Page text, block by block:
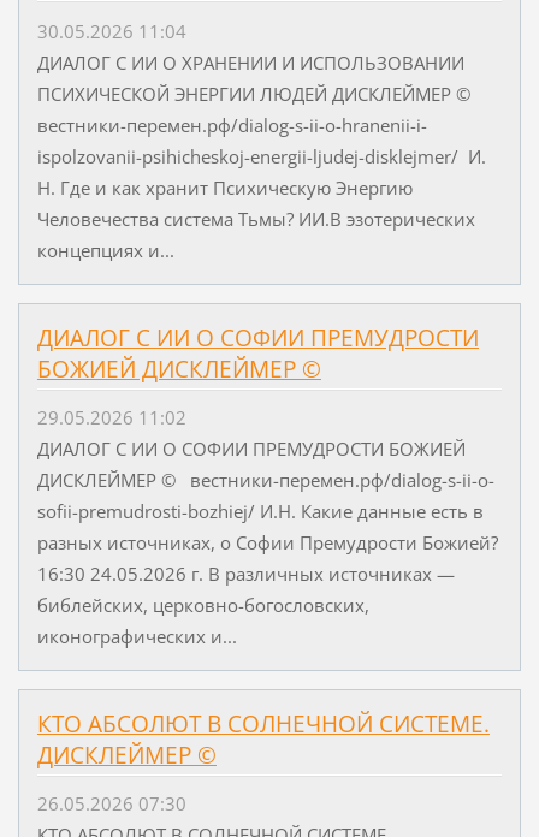
30.05.2026 11:04
ДИАЛОГ С ИИ О ХРАНЕНИИ И ИСПОЛЬЗОВАНИИ
ПСИХИЧЕСКОЙ ЭНЕРГИИ ЛЮДЕЙ ДИСКЛЕЙМЕР ©
вестники-перемен.рф/dialog-s-ii-o-hranenii-i-
ispolzovanii-psihicheskoj-energii-ljudej-disklejmer/ И.
Н. Где и как хранит Психическую Энергию
Человечества система Тьмы? ИИ.В эзотерических
концепциях и...
ДИАЛОГ С ИИ О СОФИИ ПРЕМУДРОСТИ
БОЖИЕЙ ДИСКЛЕЙМЕР ©
29.05.2026 11:02
ДИАЛОГ С ИИ О СОФИИ ПРЕМУДРОСТИ БОЖИЕЙ
ДИСКЛЕЙМЕР © вестники-перемен.рф/dialog-s-ii-o-
sofii-premudrosti-bozhiej/ И.Н. Какие данные есть в
разных источниках, о Софии Премудрости Божией?
16:30 24.05.2026 г. В различных источниках —
библейских, церковно-богословских,
иконографических и...
КТО АБСОЛЮТ В СОЛНЕЧНОЙ СИСТЕМЕ.
ДИСКЛЕЙМЕР ©
26.05.2026 07:30